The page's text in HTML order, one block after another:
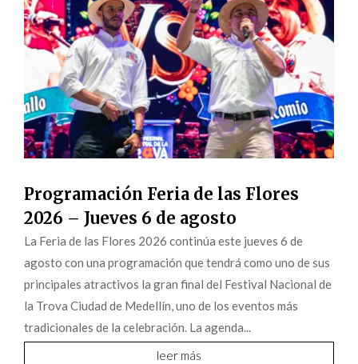
Programación Feria de las Flores
2026 – Jueves 6 de agosto
La Feria de las Flores 2026 continúa este jueves 6 de
agosto con una programación que tendrá como uno de sus
principales atractivos la gran final del Festival Nacional de
la Trova Ciudad de Medellín, uno de los eventos más
tradicionales de la celebración. La agenda...
leer más